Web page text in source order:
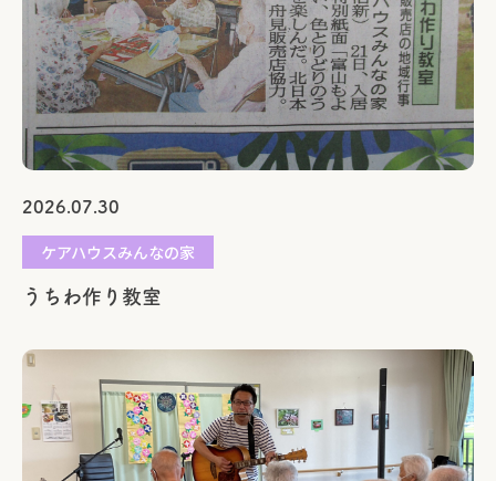
2026.07.30
ケアハウスみんなの家
うちわ作り教室